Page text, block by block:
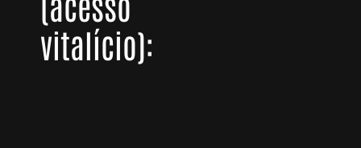
vitalício):